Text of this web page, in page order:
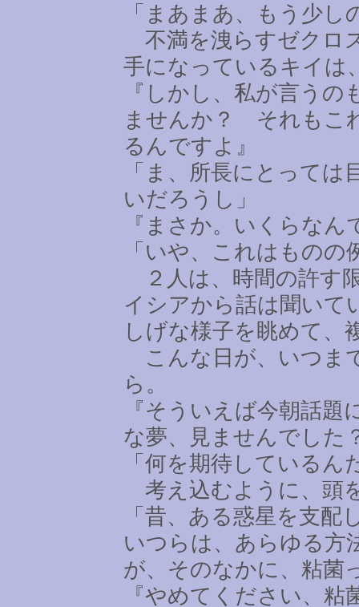
「まあまあ、もう少し
不満を洩らすゼクロ
手になっているキイは
『しかし、私が言う
ませんか？ それもこ
るんですよ』
「ま、所長にとって
いだろうし」
『まさか。いくらな
「いや、これはものの
２人は、時間の許す
イシアから話は聞いて
しげな様子を眺めて、
こんな日が、いつま
ら。
『そういえば今朝話
な夢、見ませんでした
「何を期待しているん
考え込むように、頭
「昔、ある惑星を支
いつらは、あらゆる方
が、そのなかに、粘菌
『やめてください、粘